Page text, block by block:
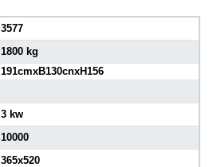
3577
1800 kg
191cmxB130cnxH156
3 kw
10000
365x520